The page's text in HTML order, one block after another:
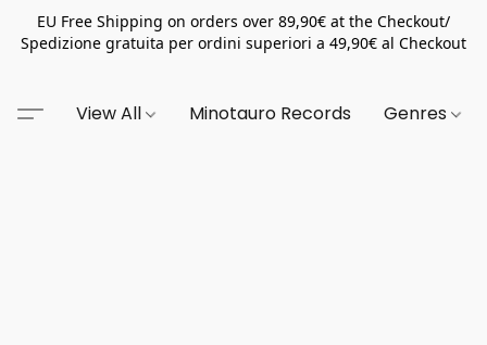
EU Free Shipping on orders over 89,90€ at the Checkout/
Spedizione gratuita per ordini superiori a 49,90€ al Checkout
View All Minotauro Records Genres